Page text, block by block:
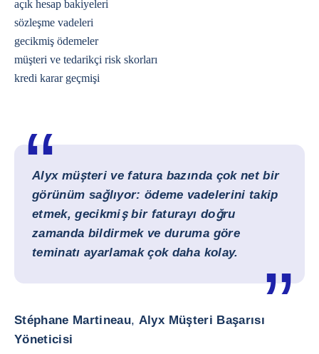
açık hesap bakiyeleri
sözleşme vadeleri
gecikmiş ödemeler
müşteri ve tedarikçi risk skorları
kredi karar geçmişi
Alyx müşteri ve fatura bazında çok net bir
görünüm sağlıyor: ödeme vadelerini takip
etmek, gecikmiş bir faturayı doğru
zamanda bildirmek ve duruma göre
teminatı ayarlamak çok daha kolay.
Stéphane Martineau, Alyx Müşteri Başarısı
Yöneticisi